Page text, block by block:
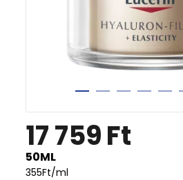
17 759Ft
50ML
355Ft/ml